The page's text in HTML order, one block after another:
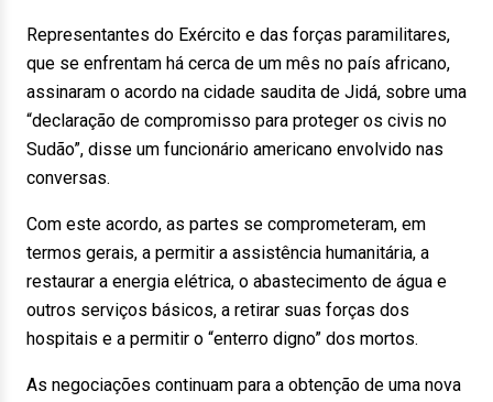
Representantes do Exército e das forças paramilitares,
que se enfrentam há cerca de um mês no país africano,
assinaram o acordo na cidade saudita de Jidá, sobre uma
“declaração de compromisso para proteger os civis no
Sudão”, disse um funcionário americano envolvido nas
conversas.
Com este acordo, as partes se comprometeram, em
termos gerais, a permitir a assistência humanitária, a
restaurar a energia elétrica, o abastecimento de água e
outros serviços básicos, a retirar suas forças dos
hospitais e a permitir o “enterro digno” dos mortos.
As negociações continuam para a obtenção de uma nova